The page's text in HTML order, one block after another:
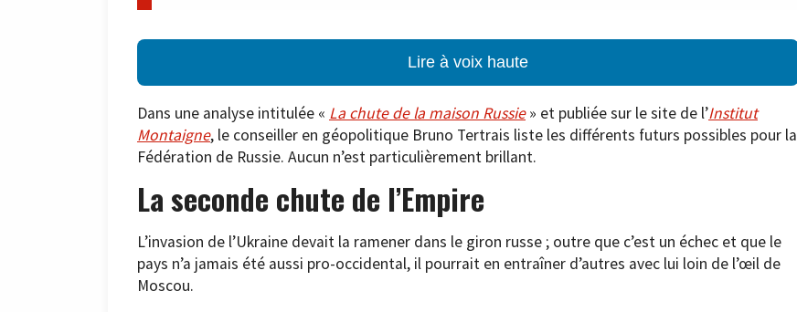
Lire à voix haute
Dans une analyse intitulée « La chute de la maison Russie» et publiée sur le site de l’Institut
Montaigne, le conseiller en géopolitique Bruno Tertrais liste les différents futurs possibles pour la
Fédération de Russie. Aucun n’est particulièrement brillant.
La seconde chute de l’Empire
L’invasion de l’Ukraine devait la ramener dans le giron russe ; outre que c’est un échec et que le
pays n’a jamais été aussi pro-occidental, il pourrait en entraîner d’autres avec lui loin de l’œil de
Moscou.